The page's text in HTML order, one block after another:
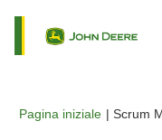
Pagina iniziale | Scrum